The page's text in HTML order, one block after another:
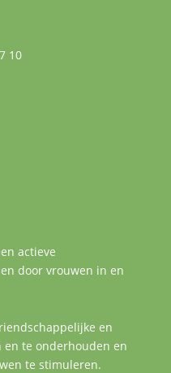
10
actieve
door vrouwen in en
en
en te onderhouden en
te stimuleren.